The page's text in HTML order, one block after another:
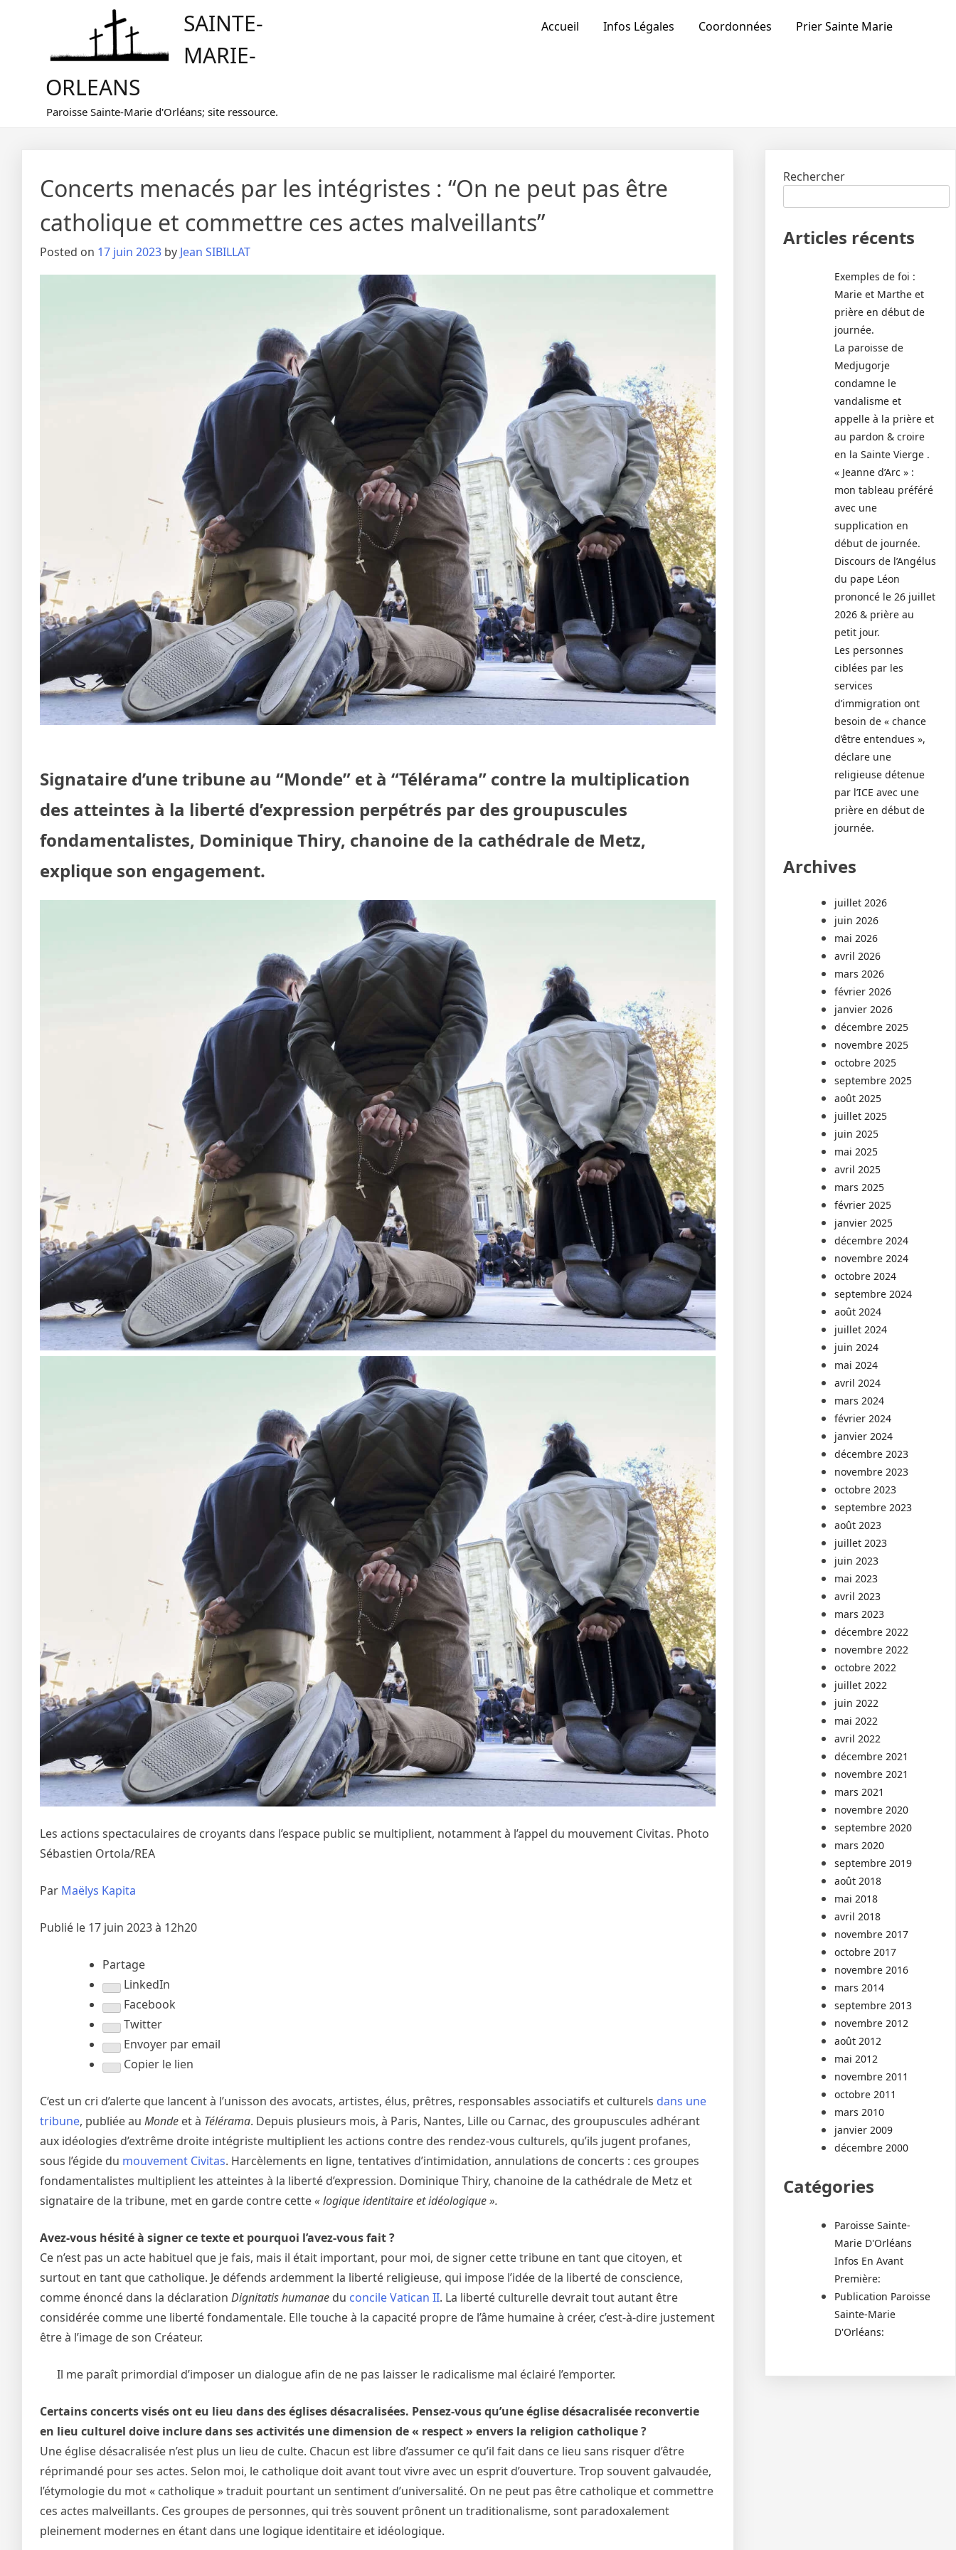
SAINTE-
MARIE-
ORLEANS
Paroisse Sainte-Marie d'Orléans; site ressource.
Accueil Infos Légales Coordonnées Prier Sainte Marie
Concerts menacés par les intégristes : “On ne peut pas être
catholique et commettre ces actes malveillants”
Posted on 17 juin 2023 by Jean SIBILLAT
Signataire d’une tribune au “Monde” et à “Télérama” contre la multiplication
des atteintes à la liberté d’expression perpétrés par des groupuscules
fondamentalistes, Dominique Thiry, chanoine de la cathédrale de Metz,
explique son engagement.
Les actions spectaculaires de croyants dans l’espace public se multiplient, notamment à l’appel du mouvement Civitas. Photo
Sébastien Ortola/REA
Par Maëlys Kapita
Publié le 17 juin 2023 à 12h20
Partage
LinkedIn
Facebook
Twitter
Envoyer par email
Copier le lien
C‘est un cri d’alerte que lancent à l’unisson des avocats, artistes, élus, prêtres, responsables associatifs et culturels dans une
tribune, publiée au Monde et à Télérama. Depuis plusieurs mois, à Paris, Nantes, Lille ou Carnac, des groupuscules adhérant
aux idéologies d’extrême droite intégriste multiplient les actions contre des rendez-vous culturels, qu’ils jugent profanes,
sous l’égide du mouvement Civitas. Harcèlements en ligne, tentatives d’intimidation, annulations de concerts : ces groupes
fondamentalistes multiplient les atteintes à la liberté d’expression. Dominique Thiry, chanoine de la cathédrale de Metz et
signataire de la tribune, met en garde contre cette« logique identitaire et idéologique ».
Avez-vous hésité à signer ce texte et pourquoi l’avez-vous fait ?
Ce n’est pas un acte habituel que je fais, mais il était important, pour moi, de signer cette tribune en tant que citoyen, et
surtout en tant que catholique. Je défends ardemment la liberté religieuse, qui impose l’idée de la liberté de conscience,
comme énoncé dans la déclaration Dignitatis humanae du concile Vatican II. La liberté culturelle devrait tout autant être
considérée comme une liberté fondamentale. Elle touche à la capacité propre de l’âme humaine à créer, c’est-à-dire justement
être à l’image de son Créateur.
Il me paraît primordial d’imposer un dialogue afin de ne pas laisser le radicalisme mal éclairé l’emporter.
Certains concerts visés ont eu lieu dans des églises désacralisées. Pensez-vous qu’une église désacralisée reconvertie
en lieu culturel doive inclure dans ses activités une dimension de « respect » envers la religion catholique ?
Une église désacralisée n’est plus un lieu de culte. Chacun est libre d’assumer ce qu’il fait dans ce lieu sans risquer d’être
réprimandé pour ses actes. Selon moi, le catholique doit avant tout vivre avec un esprit d’ouverture. Trop souvent galvaudée,
l’étymologie du mot « catholique » traduit pourtant un sentiment d’universalité. On ne peut pas être catholique et commettre
ces actes malveillants. Ces groupes de personnes, qui très souvent prônent un traditionalisme, sont paradoxalement
pleinement modernes en étant dans une logique identitaire et idéologique.
Rechercher
Articles récents
Exemples de foi :
Marie et Marthe et
prière en début de
journée.
La paroisse de
Medjugorje
condamne le
vandalisme et
appelle à la prière et
au pardon & croire
en la Sainte Vierge .
« Jeanne d’Arc » :
mon tableau préféré
avec une
supplication en
début de journée.
Discours de l’Angélus
du pape Léon
prononcé le 26 juillet
2026 & prière au
petit jour.
Les personnes
ciblées par les
services
d’immigration ont
besoin de « chance
d’être entendues »,
déclare une
religieuse détenue
par l’ICE avec une
prière en début de
journée.
Archives
juillet 2026
juin 2026
mai 2026
avril 2026
mars 2026
février 2026
janvier 2026
décembre 2025
novembre 2025
octobre 2025
septembre 2025
août 2025
juillet 2025
juin 2025
mai 2025
avril 2025
mars 2025
février 2025
janvier 2025
décembre 2024
novembre 2024
octobre 2024
septembre 2024
août 2024
juillet 2024
juin 2024
mai 2024
avril 2024
mars 2024
février 2024
janvier 2024
décembre 2023
novembre 2023
octobre 2023
septembre 2023
août 2023
juillet 2023
juin 2023
mai 2023
avril 2023
mars 2023
décembre 2022
novembre 2022
octobre 2022
juillet 2022
juin 2022
mai 2022
avril 2022
décembre 2021
novembre 2021
mars 2021
novembre 2020
septembre 2020
mars 2020
septembre 2019
août 2018
mai 2018
avril 2018
novembre 2017
octobre 2017
novembre 2016
mars 2014
septembre 2013
novembre 2012
août 2012
mai 2012
novembre 2011
octobre 2011
mars 2010
janvier 2009
décembre 2000
Catégories
Paroisse Sainte-
Marie D'Orléans
Infos En Avant
Première:
Publication Paroisse
Sainte-Marie
D'Orléans: